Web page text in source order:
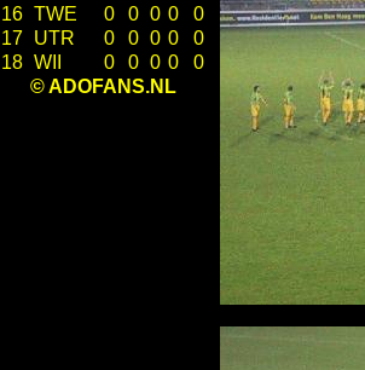
16 TWE 0 0 0 0
0
17 UTR 0 0 0 0
0
18 WII 0 0 0 0
0
© ADOFANS.NL